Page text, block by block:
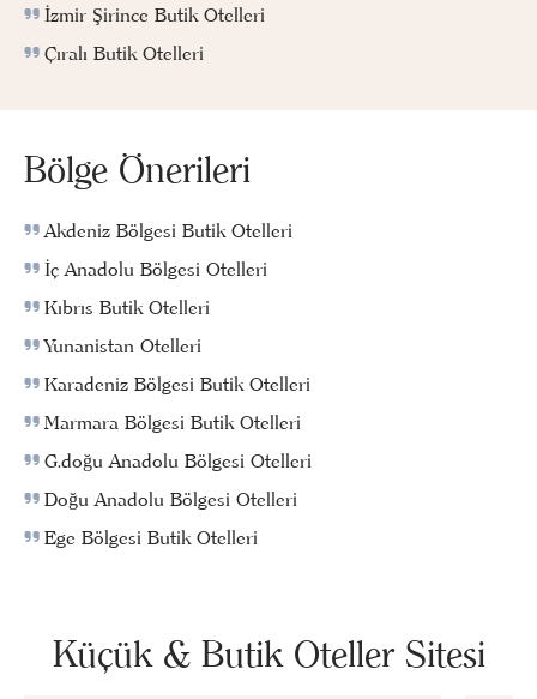
İzmir Şirince Butik Otelleri
Çıralı Butik Otelleri
Bölge Önerileri
Akdeniz Bölgesi Butik Otelleri
İç Anadolu Bölgesi Otelleri
Kıbrıs Butik Otelleri
Yunanistan Otelleri
Karadeniz Bölgesi Butik Otelleri
Marmara Bölgesi Butik Otelleri
G.doğu Anadolu Bölgesi Otelleri
Doğu Anadolu Bölgesi Otelleri
Ege Bölgesi Butik Otelleri
Küçük & Butik Oteller Sitesi